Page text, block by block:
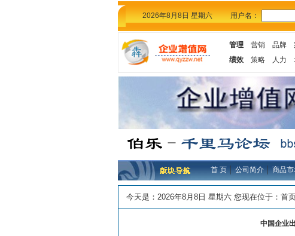
2026年8月8日 星期六 用户名：
管理 营销 品牌
绩效
策略 人力
首 页│公司简介│商品
今天是： 2026年8月8日 星期六 您现在位于： 首
中国企业